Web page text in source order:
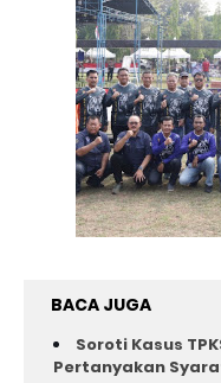
BACA JUGA
Soroti Kasus
Pertanyakan